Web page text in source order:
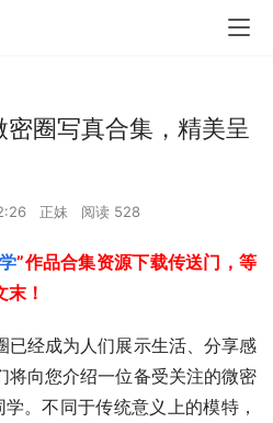
圈写真合集，精美呈
正妹 阅读 528
”作品合集资源下载传送门，等
！
已经成为人们展示生活、分享感
将向您介绍一位备受关注的微密
。不同于传统意义上的模特，